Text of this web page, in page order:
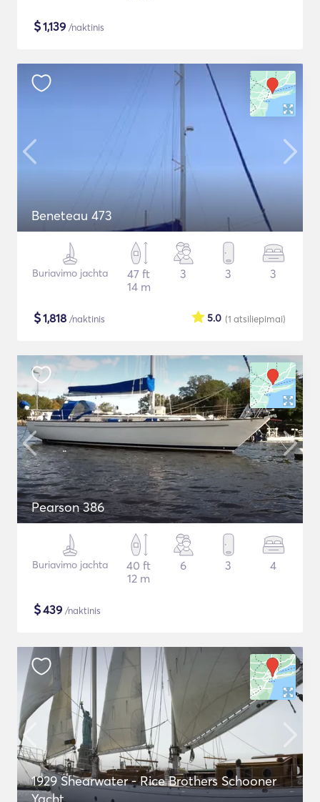
$1,139 /naktinis
Beneteau 473
Buriavimo jachta
47 ft
14 m
3 3 3
$1,818 /naktinis (1 atsiliepimai)
5.0
Pearson 386
Buriavimo jachta
40 ft
12 m
6 3 4
$439 /naktinis
1929 Shearwater - Rice Brothers Schooner